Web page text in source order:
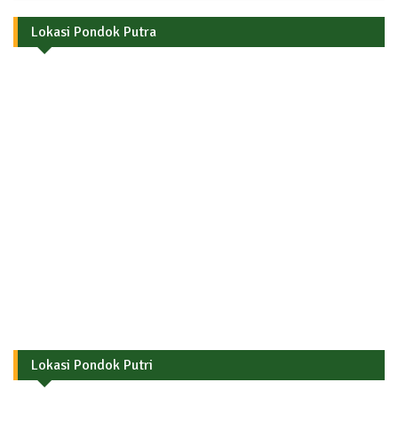
Lokasi Pondok Putra
Lokasi Pondok Putri